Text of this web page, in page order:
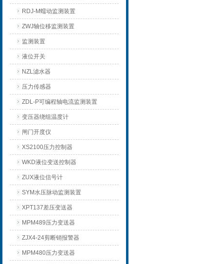
RDJ-M蠕动监测装置
ZWJ轴位移监测装置
监测装置
液位开关
NZL滤水器
压力传感器
ZDL-P可编程轴电流监测装置
变压器绕组温度计
闸门开度仪
XS2100压力控制器
WKD液位变送控制器
ZUX液位信号计
SYM水压脉动监测装置
XPT137差压变送器
MPM489压力变送器
ZJX4-24剪断销报警器
MPM480压力变送器